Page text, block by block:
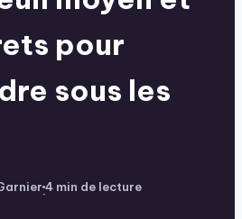
pour
sous les
·
4 min de lecture